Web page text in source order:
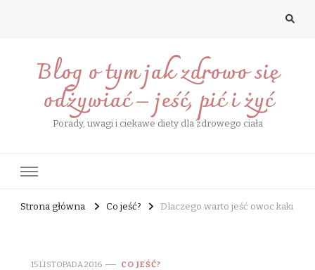
Blog o tym jak zdrowo się
odżywiać – jeść, pić i żyć
Porady, uwagi i ciekawe diety dla zdrowego ciała
Strona główna Co jeść? Dlaczego warto jeść owoc kaki
15 LISTOPADA 2016 CO JEŚĆ?